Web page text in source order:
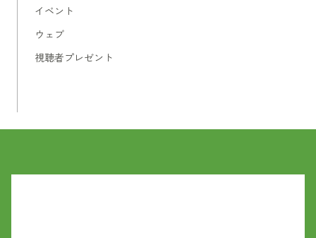
イベント
ウェブ
視聴者プレゼント